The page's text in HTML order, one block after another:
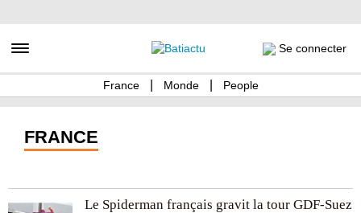
au
principal
Toggle navigation Se connecter
France Monde People
FRANCE
Le Spiderman français gravit la tour GDF-Suez